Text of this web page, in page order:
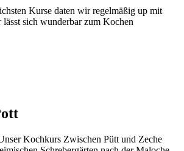
Kurse daten wir regelmäßig up mit
lässt sich wunderbar zum Kochen
Kochkurs Zwischen Pütt und Zeche